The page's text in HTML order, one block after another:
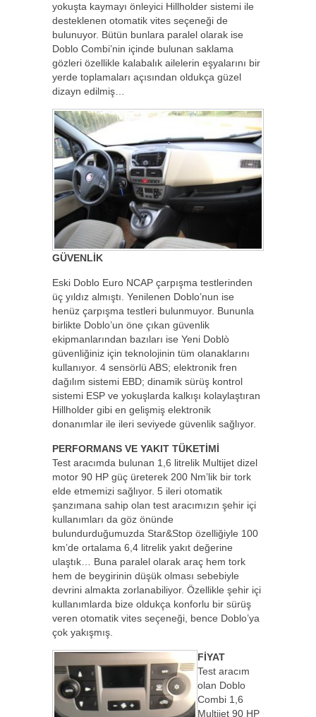
yokuşta kaymayı önleyici Hillholder sistemi ile
desteklenen otomatik vites seçeneği de
bulunuyor. Bütün bunlara paralel olarak ise
Doblo Combi’nin içinde bulunan saklama
gözleri özellikle kalabalık ailelerin eşyalarını bir
yerde toplamaları açısından oldukça güzel
dizayn edilmiş…
GÜVENLİK
Eski Doblo Euro NCAP çarpışma testlerinden
üç yıldız almıştı. Yenilenen Doblo’nun ise
henüz çarpışma testleri bulunmuyor. Bununla
birlikte Doblo’un öne çıkan güvenlik
ekipmanlarından bazıları ise Yeni Doblò
güvenliğiniz için teknolojinin tüm olanaklarını
kullanıyor. 4 sensörlü ABS; elektronik fren
dağılım sistemi EBD; dinamik sürüş kontrol
sistemi ESP ve yokuşlarda kalkışı kolaylaştıran
Hillholder gibi en gelişmiş elektronik
donanımlar ile ileri seviyede güvenlik sağlıyor.
PERFORMANS VE YAKIT TÜKETİMİ
Test aracımda bulunan 1,6 litrelik Multijet dizel
motor 90 HP güç üreterek 200 Nm’lik bir tork
elde etmemizi sağlıyor. 5 ileri otomatik
şanzımana sahip olan test aracımızın şehir içi
kullanımları da göz önünde
bulundurduğumuzda Star&Stop özelliğiyle 100
km’de ortalama 6,4 litrelik yakıt değerine
ulaştık… Buna paralel olarak araç hem tork
hem de beygirinin düşük olması sebebiyle
devrini almakta zorlanabiliyor. Özellikle şehir içi
kullanımlarda bize oldukça konforlu bir sürüş
veren otomatik vites seçeneği, bence Doblo’ya
çok yakışmış.
FİYAT
Test aracım
olan Doblo
Combi 1,6
Multijet 90 HP